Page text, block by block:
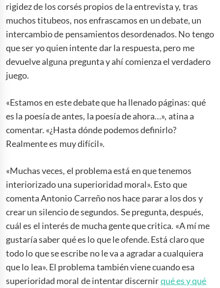
rigidez de los corsés propios de la entrevista y, tras
muchos titubeos, nos enfrascamos en un debate, un
intercambio de pensamientos desordenados. No tengo
que ser yo quien intente dar la respuesta, pero me
devuelve alguna pregunta y ahí comienza el verdadero
juego.
«Estamos en este debate que ha llenado páginas: qué
es la poesía de antes, la poesía de ahora…», atina a
comentar. «¿Hasta dónde podemos definirlo?
Realmente es muy difícil».
«Muchas veces, el problema está en que tenemos
interiorizado una superioridad moral». Esto que
comenta Antonio Carreño nos hace parar a los dos y
crear un silencio de segundos. Se pregunta, después,
cuál es el interés de mucha gente que critica. «A mí me
gustaría saber qué es lo que le ofende. Está claro que
todo lo que se escribe no le va a agradar a cualquiera
que lo lea». El problema también viene cuando esa
superioridad moral de intentar discernirqué es y qué